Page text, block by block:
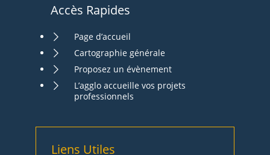
Accès Rapides
Page d’accueil
Cartographie générale
Proposez un évènement
L’agglo accueille vos projets
professionnels
Liens Utiles